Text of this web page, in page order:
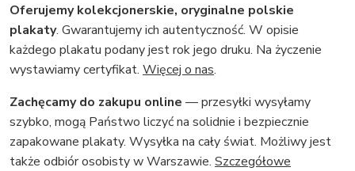
Oferujemy kolekcjonerskie, oryginalne polskie
plakaty. Gwarantujemy ich autentyczność. W opisie
każdego plakatu podany jest rok jego druku. Na życzenie
wystawiamy certyfikat. Więcej o nas.
Zachęcamy do zakupu online — przesyłki wysyłamy
szybko, mogą Państwo liczyć na solidnie i bezpiecznie
zapakowane plakaty. Wysyłka na cały świat. Możliwy jest
także odbiór osobisty w Warszawie. Szczegółowe